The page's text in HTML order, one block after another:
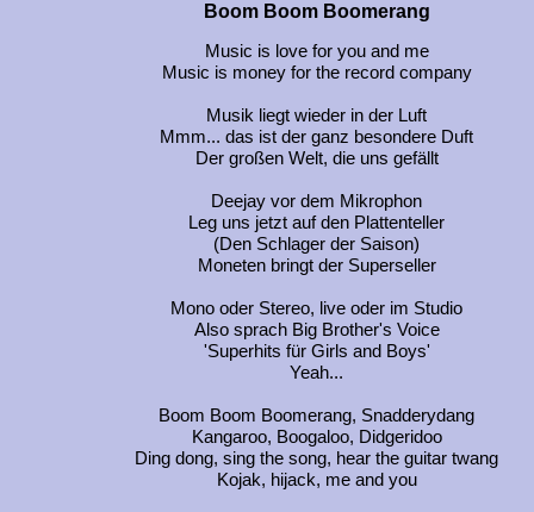
Boom Boom Boomerang
Music is love for you and me
Music is money for the record company
Musik liegt wieder in der Luft
Mmm... das ist der ganz besondere Duft
Der großen Welt, die uns gefällt
Deejay vor dem Mikrophon
Leg uns jetzt auf den Plattenteller
(Den Schlager der Saison)
Moneten bringt der Superseller
Mono oder Stereo, live oder im Studio
Also sprach Big Brother's Voice
'Superhits für Girls and Boys'
Yeah...
Boom Boom Boomerang, Snadderydang
Kangaroo, Boogaloo, Didgeridoo
Ding dong, sing the song, hear the guitar twang
Kojak, hijack, me and you